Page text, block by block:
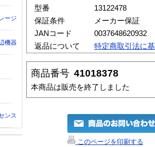
型番
13122478
保証条件
メーカー保証
JANコード
0037648620932
返品について
特定商取引法に
商品番号 41018378
本商品は販売を終了しました
このページを印刷する
ージ
機器
ンス